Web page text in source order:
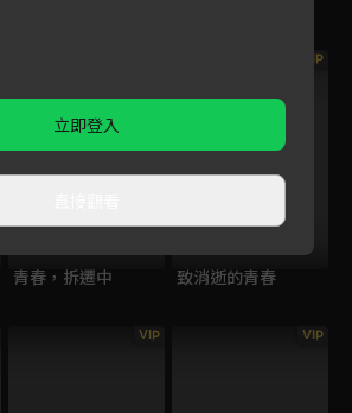
青春，拆遷中
VIP
致消逝的青春
VIP VIP
立即登入